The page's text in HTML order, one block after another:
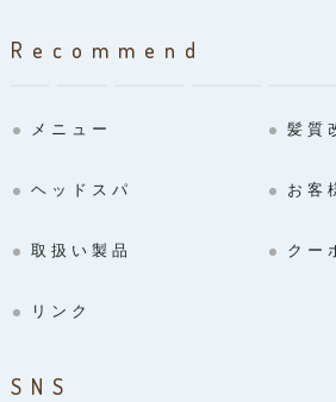
Recommend
メニュー 髪質
ヘッドスパ お客
取扱い製品 クー
リンク
SNS